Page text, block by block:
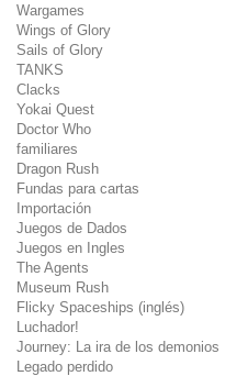
Wargames
Wings of Glory
Sails of Glory
TANKS
Clacks
Yokai Quest
Doctor Who
familiares
Dragon Rush
Fundas para cartas
Importación
Juegos de Dados
Juegos en Ingles
The Agents
Museum Rush
Flicky Spaceships (inglés)
Luchador!
Journey: La ira de los demonios
Legado perdido